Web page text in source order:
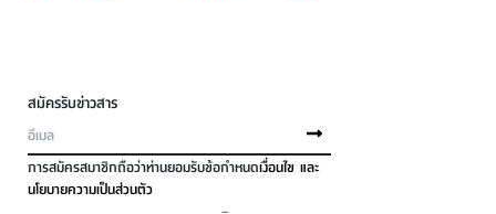
สมัครรับข่าวสาร
การสมัครสมาชิกถือว่าท่านยอมรับข้อกำหนดเงื่อนไข และ
นโยบายความเป็นส่วนตัว